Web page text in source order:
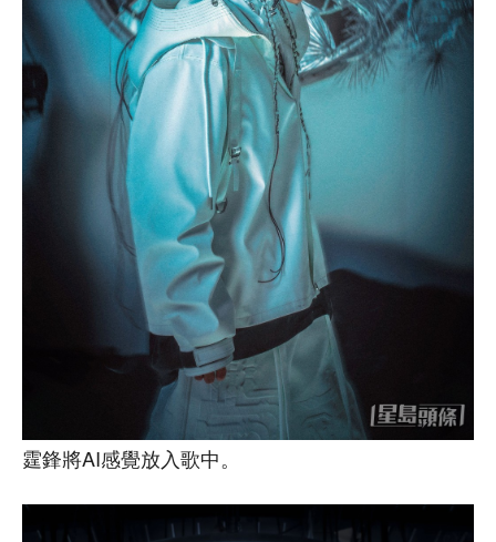
霆鋒將AI感覺放入歌中。